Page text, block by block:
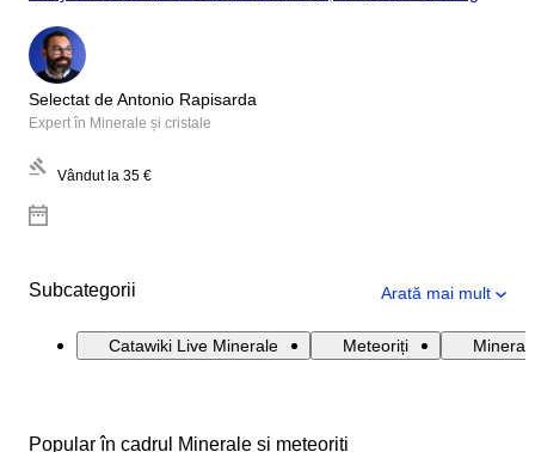
Selectat de Antonio Rapisarda
Expert în Minerale și cristale
Vândut la 35 €
Subcategorii Arată mai mult
Catawiki Live Minerale Meteoriți
Popular în cadrul Minerale și meteoriți